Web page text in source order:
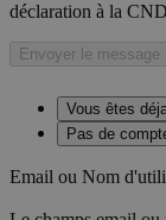
déclaration à la
Envoyer le message
Vous êtes
Pas de
Email ou Nom